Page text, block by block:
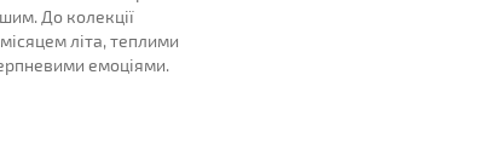
До колекції
літа, теплими
емоціями.